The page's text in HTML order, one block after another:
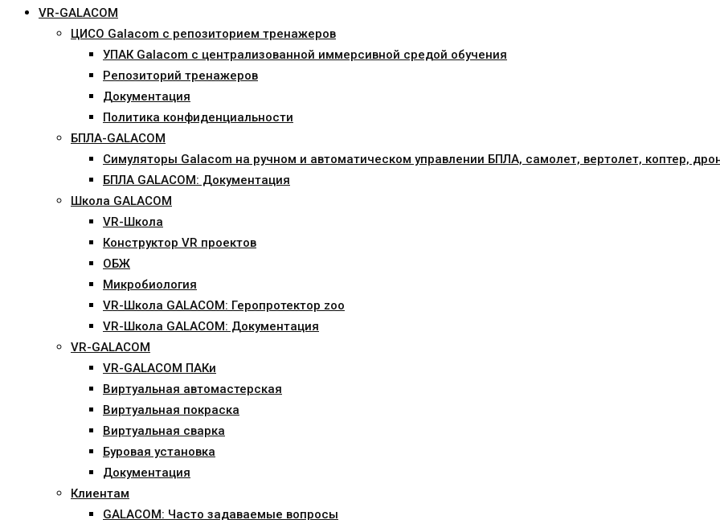
VR-GALACOM
ЦИСО Galacom с репозиторием тренажеров
УПАК Galacom с централизованной иммерсивной средой обучения
Репозиторий тренажеров
Документация
Политика конфиденциальности
БПЛА-GALACOM
Симуляторы Galacom на ручном и автоматическом управлении БПЛА, самолет, вертолет, коптер,
БПЛА GALACOM: Документация
Школа GALACOM
VR-Школа
Конструктор VR проектов
ОБЖ
Микробиология
VR-Школа GALACOM: Геропротектор zoo
VR-Школа GALACOM: Документация
VR-GALACOM
VR-GALACOM ПАКи
Виртуальная автомастерская
Виртуальная покраска
Виртуальная сварка
Буровая установка
Документация
Клиентам
GALACOM: Часто задаваемые вопросы